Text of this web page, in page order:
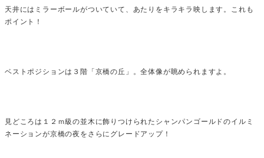
天井にはミラーボールがついていて、あたりをキラキラ映します。これも
ポイント！
ベストポジションは３階「京橋の丘」。全体像が眺められますよ。
見どころは１２ｍ級の並木に飾りつけられたシャンパンゴールドのイルミ
ネーションが京橋の夜をさらにグレードアップ！